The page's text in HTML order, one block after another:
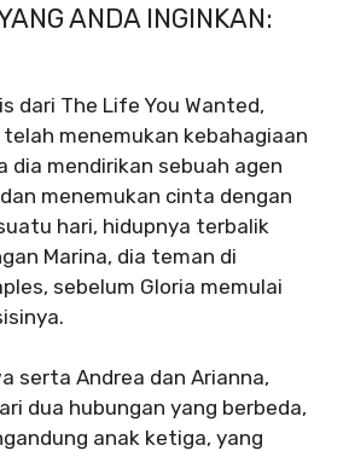
ANDA INGINKAN:
dari The Life You Wanted,
menemukan kebahagiaan
dia mendirikan sebuah agen
menemukan cinta dengan
hari, hidupnya terbalik
Marina, dia teman di
sebelum Gloria memulai
serta Andrea dan Arianna,
dua hubungan yang berbeda,
anak ketiga, yang